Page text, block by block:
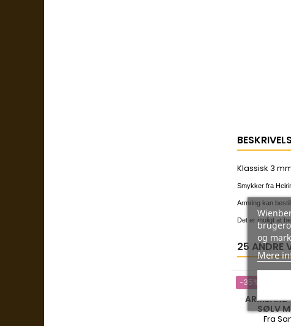
Klassisk 3
Smykker fra
Armring kan
Det er muligt at
25 ANDRE
-35%
ARMBÅND
SØLV
Fra
og
Mere